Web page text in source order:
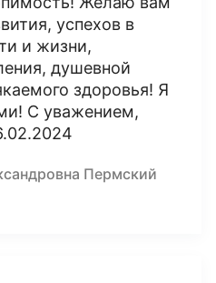
успехов в
и жизни,
душевной
здоровья! Я
С уважением,
Пермский